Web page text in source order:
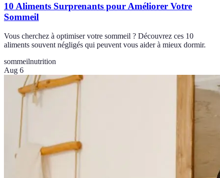
10 Aliments Surprenants pour Améliorer Votre
Sommeil
Vous cherchez à optimiser votre sommeil ? Découvrez ces 10
aliments souvent négligés qui peuvent vous aider à mieux dormir.
sommeilnutrition
Aug 6